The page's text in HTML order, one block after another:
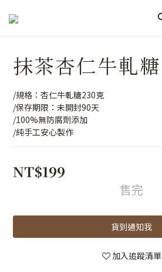
抹茶杏仁牛軋糖
/規格：杏仁牛軋糖230克
/保存期限：未開封90天
/100%無防腐劑添加
/純手工安心製作
NT$199
售完
貨到通知我
加入追蹤清單